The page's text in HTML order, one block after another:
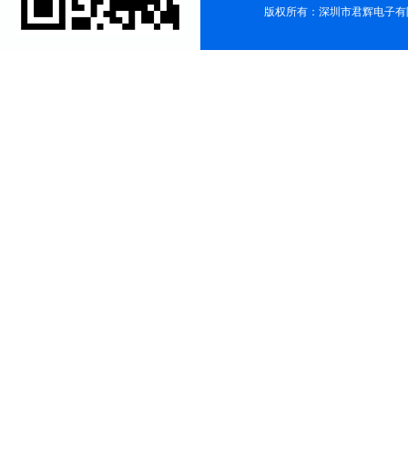
版权所有：深圳市君辉电子